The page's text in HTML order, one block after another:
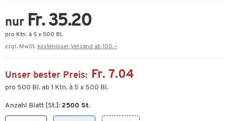
nur Fr. 35.20
pro Ktn. à 5 x 500 Bl.
zzgl. MwSt. kostenloser Versand ab 100.–
Unser bester Preis: Fr. 7.04
pro 500 Bl. ab 1 Ktn. à 5 x 500 Bl.
Anzahl Blatt [St.]: 2500 St.